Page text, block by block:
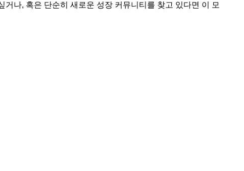
나, 혹은 단순히 새로운 성장 커뮤니티를 찾고 있다면 이 모